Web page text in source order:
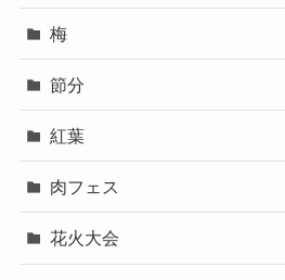
ネモフィラ
初詣
十日えびす
大阪・関西万博2025
季節のイベント